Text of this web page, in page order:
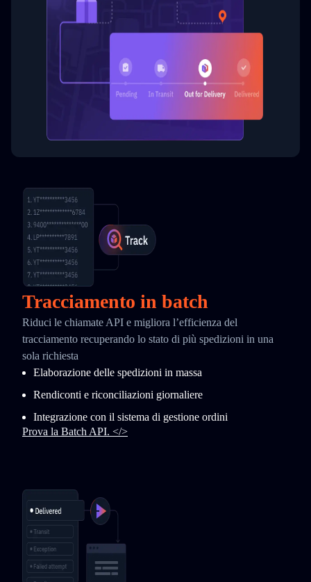
Tracciamento in batch
Riduci le chiamate API e migliora l’efficienza del
tracciamento recuperando lo stato di più spedizioni in una
sola richiesta
Elaborazione delle spedizioni in massa
Rendiconti e riconciliazioni giornaliere
Integrazione con il sistema di gestione ordini
Prova la Batch API. </>